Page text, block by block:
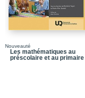
Nouveauté
Les mathématiques au
préscolaire et au primaire